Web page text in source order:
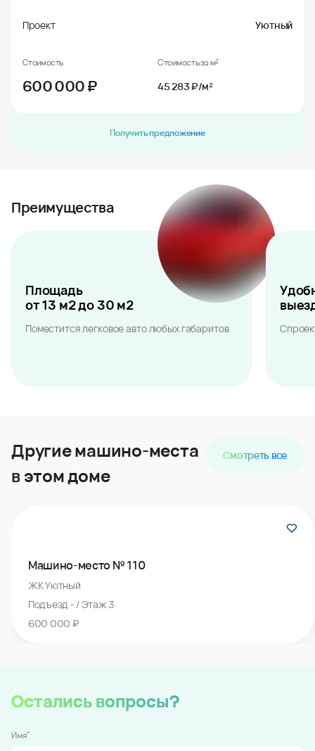
Проект Уютный
Стоимость
600 000₽
Стоимость за м²
45 283 ₽/м²
Получить предложение
Преимущества
Площадь
от 13 м2 до 30 м2
Поместится легковое авто любых габаритов
Другие машино-места
в этом доме
Смотреть все
Машино-место № 110
ЖК Уютный
Подъезд - / Этаж 3
600 000 ₽
Остались вопросы?
Имя*